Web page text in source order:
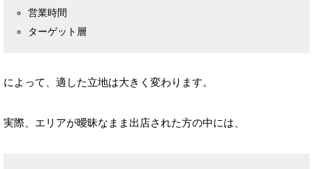
営業時間
ターゲット層
によって、適した立地は大きく変わります。
実際、エリアが曖昧なまま出店された方の中には、